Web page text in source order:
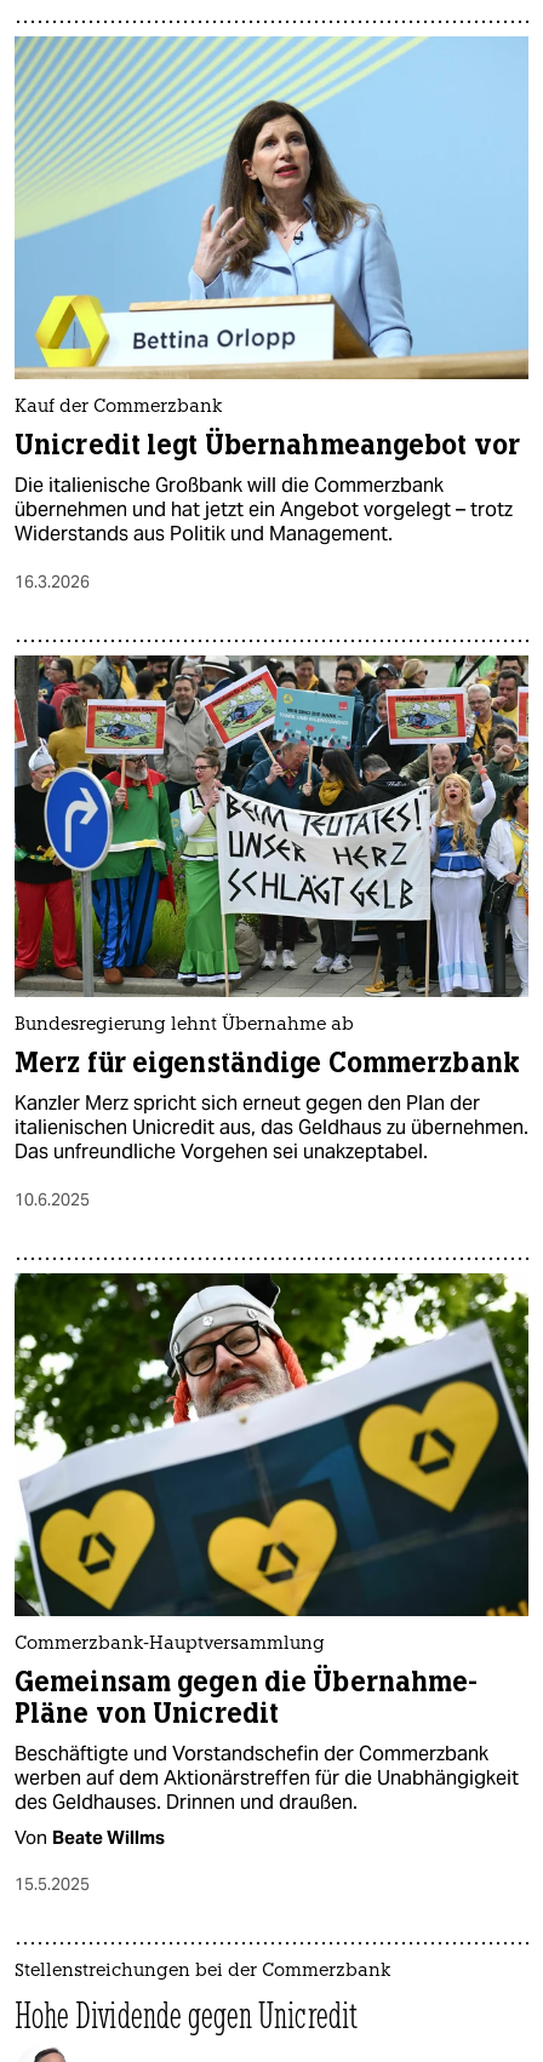
Kauf der Commerzbank
Unicredit legt Übernahmeangebot vor
Die italienische Großbank will die Commerzbank
übernehmen und hat jetzt ein Angebot vorgelegt – trotz
Widerstands aus Politik und Management.
16.3.2026
Bundesregierung lehnt Übernahme ab
Merz für eigenständige Commerzbank
Kanzler Merz spricht sich erneut gegen den Plan der
italienischen Unicredit aus, das Geldhaus zu übernehmen.
Das unfreundliche Vorgehen sei unakzeptabel.
10.6.2025
Commerzbank-Hauptversammlung
Gemeinsam gegen die Übernahme-
Pläne von Unicredit
Beschäftigte und Vorstandschefin der Commerzbank
werben auf dem Aktionärstreffen für die Unabhängigkeit
des Geldhauses. Drinnen und draußen.
Von Beate Willms
15.5.2025
Stellenstreichungen bei der Commerzbank
Hohe Dividende gegen Unicredit